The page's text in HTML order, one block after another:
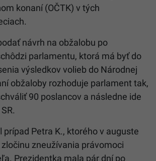
konaní (OČTK) v tých
návrh na obžalobu po
parlamentu, ktorá má byť do
výsledkov volieb do Národnej
obžaloby rozhoduje parlament tak,
90 poslancov a následne ide
prípad Petra K., ktorého v auguste
zneužívania právomoci
Prezidentka mala pár dní po